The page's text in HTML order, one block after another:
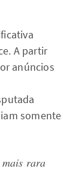
A partir
anúncios
somente
rara